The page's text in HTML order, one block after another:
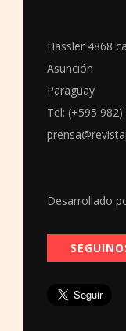
Hassler 4868
Asunción
Paraguay
Tel: (+595
Desarrollado